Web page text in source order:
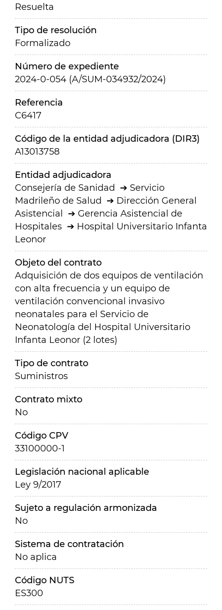
Resuelta
Tipo de resolución
Formalizado
Número de expediente
2024-0-054 (A/SUM-034932/2024)
Referencia
C6417
Código de la entidad adjudicadora (DIR3)
A13013758
Entidad adjudicadora
Consejería de Sanidad
Servicio
Madrileño de Salud
Dirección General
Asistencial
Gerencia Asistencial de
Hospitales
Hospital Universitario Infanta
Leonor
Objeto del contrato
Adquisición de dos equipos de ventilación
con alta frecuencia y un equipo de
ventilación convencional invasivo
neonatales para el Servicio de
Neonatología del Hospital Universitario
Infanta Leonor (2 lotes)
Tipo de contrato
Suministros
Contrato mixto
No
Código CPV
33100000-1
Legislación nacional aplicable
Ley 9/2017
Sujeto a regulación armonizada
No
Sistema de contratación
No aplica
Código NUTS
ES300